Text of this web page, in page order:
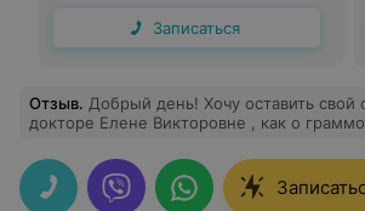
Записаться
Отзыв. Добрый день! Хочу оставить свой
докторе Елене Викторовне , как о
Она очень развёрнуто дает ответы на
вопросы!Очень рада, что я с ней
Спасибо центру, за хороших